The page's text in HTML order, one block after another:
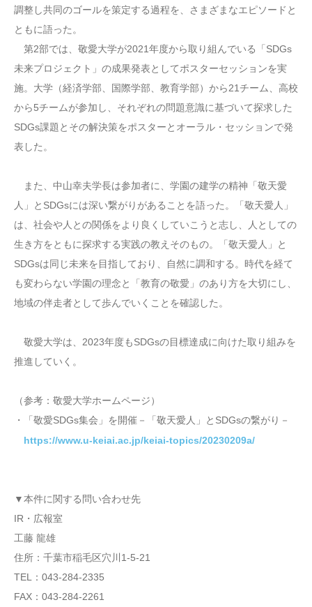
調整し共同のゴールを策定する過程を、さまざまなエピソードと
ともに語った。
第2部では、敬愛大学が2021年度から取り組んでいる「SDGs
未来プロジェクト」の成果発表としてポスターセッションを実
施。大学（経済学部、国際学部、教育学部）から21チーム、高校
から5チームが参加し、それぞれの問題意識に基づいて探求した
SDGs課題とその解決策をポスターとオーラル・セッションで発
表した。
また、中山幸夫学長は参加者に、学園の建学の精神「敬天愛
人」とSDGsには深い繋がりがあることを語った。「敬天愛人」
は、社会や人との関係をより良くしていこうと志し、人としての
生き方をともに探求する実践の教えそのもの。「敬天愛人」と
SDGsは同じ未来を目指しており、自然に調和する。時代を経て
も変わらない学園の理念と「教育の敬愛」のあり方を大切にし、
地域の伴走者として歩んでいくことを確認した。
敬愛大学は、2023年度もSDGsの目標達成に向けた取り組みを
推進していく。
（参考：敬愛大学ホームページ）
・「敬愛SDGs集会」を開催－「敬天愛人」とSDGsの繋がり－
https://www.u-keiai.ac.jp/keiai-topics/20230209a/
▼本件に関する問い合わせ先
IR・広報室
工藤 龍雄
住所：千葉市稲毛区穴川1-5-21
TEL：043-284-2335
FAX：043-284-2261